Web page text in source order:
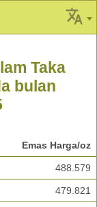
Taka
bulan
Emas Harga/oz
488.579
479.821